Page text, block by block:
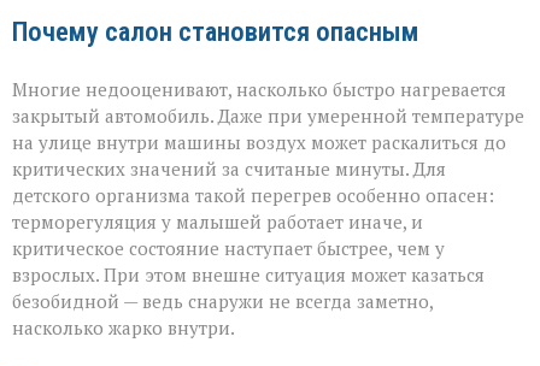
Почему салон становится опасным
Многие недооценивают, насколько быстро нагревается
закрытый автомобиль. Даже при умеренной температуре
на улице внутри машины воздух может раскалиться до
критических значений за считаные минуты. Для
детского организма такой перегрев особенно опасен:
терморегуляция у малышей работает иначе, и
критическое состояние наступает быстрее, чем у
взрослых. При этом внешне ситуация может казаться
безобидной — ведь снаружи не всегда заметно,
насколько жарко внутри.